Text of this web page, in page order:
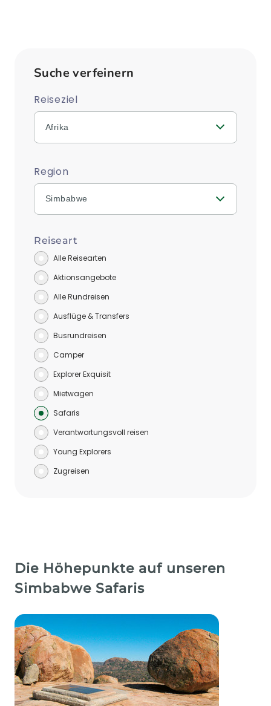
Suche verfeinern
Reiseziel
Afrika
Region
Simbabwe
Reiseart
Alle Reisearten
Aktionsangebote
Alle Rundreisen
Ausflüge & Transfers
Busrundreisen
Camper
Explorer Exquisit
Mietwagen
Safaris
Verantwortungsvoll reisen
Young Explorers
Zugreisen
Die Höhepunkte auf unseren
Simbabwe Safaris